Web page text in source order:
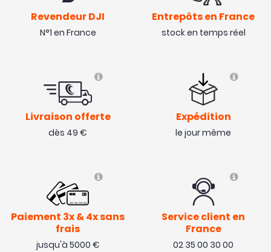
Revendeur DJI
N°1 en France
Entrepôts en France
stock en temps réel
Livraison offerte
dès 49 €
Expédition
le jour même
Paiement 3x & 4x sans
frais
jusqu'à 5000 €
Service client en
France
02 35 00 30 00